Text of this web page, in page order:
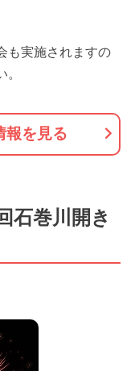
も実施されますの
報を見る
石巻川開き